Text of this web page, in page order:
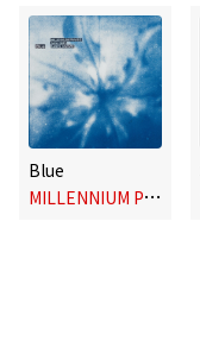
Blue
M
ILLENNIUM PARADE,Saya Gray,Daniel Caesar,Daiki Tsuneta